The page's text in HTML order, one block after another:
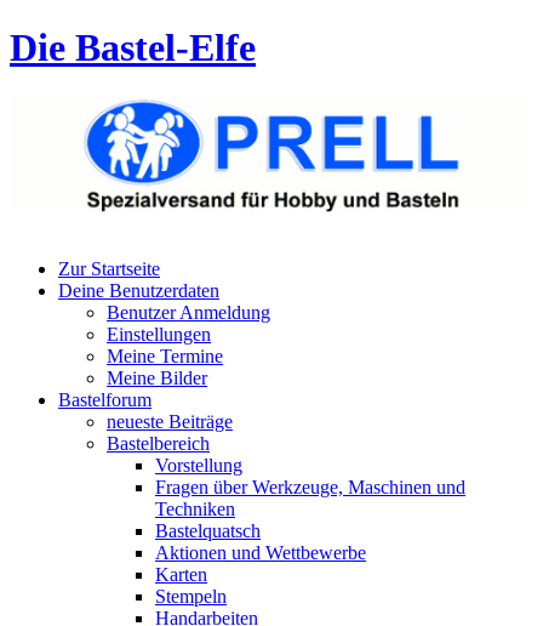
Die Bastel-Elfe
Zur Startseite
Deine Benutzerdaten
Benutzer Anmeldung
Einstellungen
Meine Termine
Meine Bilder
Bastelforum
neueste Beiträge
Bastelbereich
Vorstellung
Fragen über Werkzeuge, Maschinen und
Techniken
Bastelquatsch
Aktionen und Wettbewerbe
Karten
Stempeln
Handarbeiten